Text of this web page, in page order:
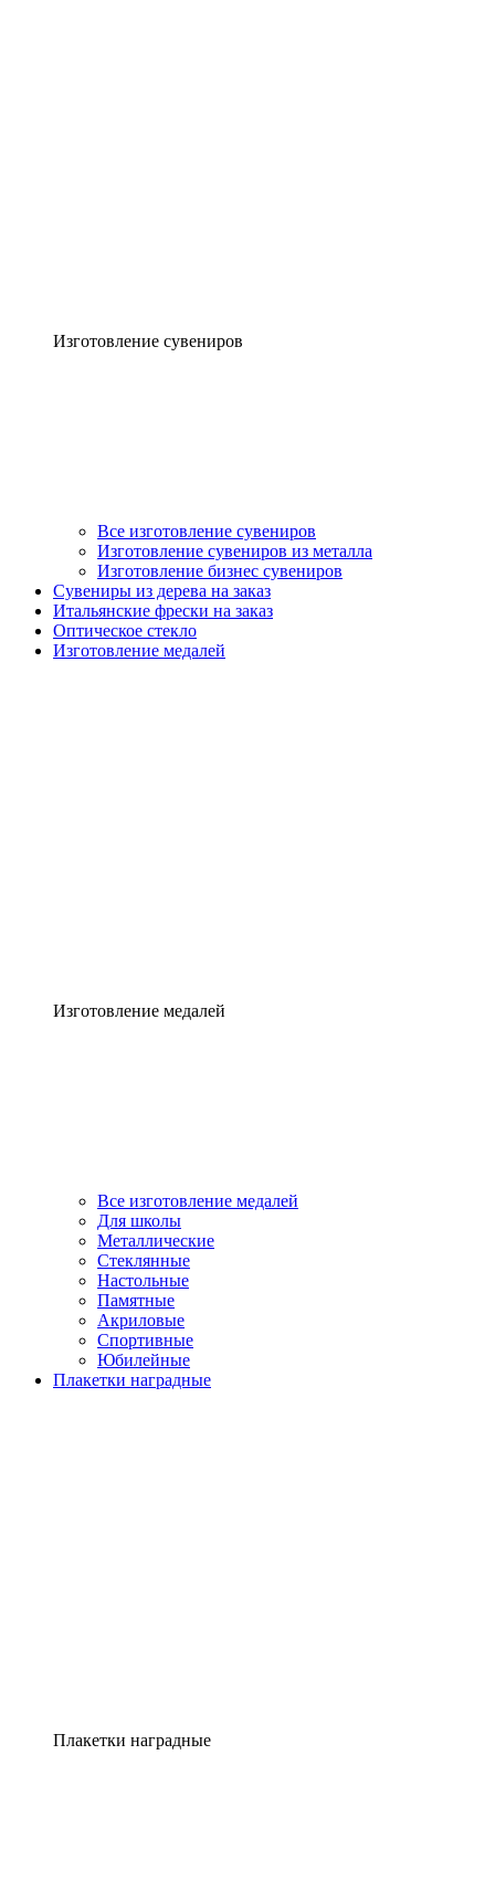
Изготовление сувениров
Все изготовление сувениров
Изготовление сувениров из металла
Изготовление бизнес сувениров
Сувениры из дерева на заказ
Итальянские фрески на заказ
Оптическое стекло
Изготовление медалей
Изготовление медалей
Все изготовление медалей
Для школы
Металлические
Стеклянные
Настольные
Памятные
Акриловые
Спортивные
Юбилейные
Плакетки наградные
Плакетки наградные